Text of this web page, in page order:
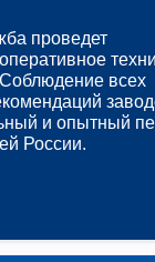
проведет
всех
и опытный
России.